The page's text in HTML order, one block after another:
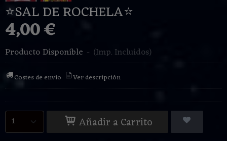
⭐️SAL DE ROCHELA⭐️
4,00 €
Producto Disponible - (Imp. Incluidos)
Costes de envío Ver descripción
Añadir a Carrito